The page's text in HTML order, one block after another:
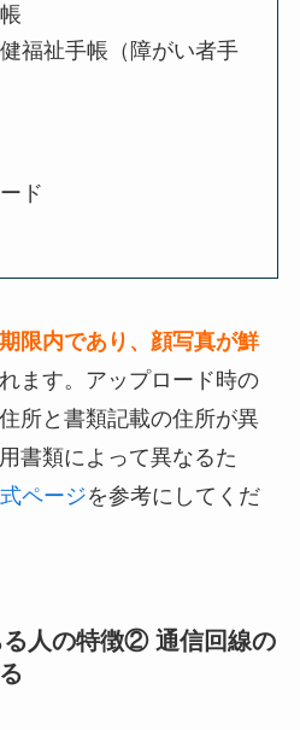
福祉手帳（障がい者手
ド
限内であり、顔写真が鮮
ます。アップロード時の
所と書類記載の住所が異
書類によって異なるた
ページを参考にしてくだ
人の特徴② 通信回線の